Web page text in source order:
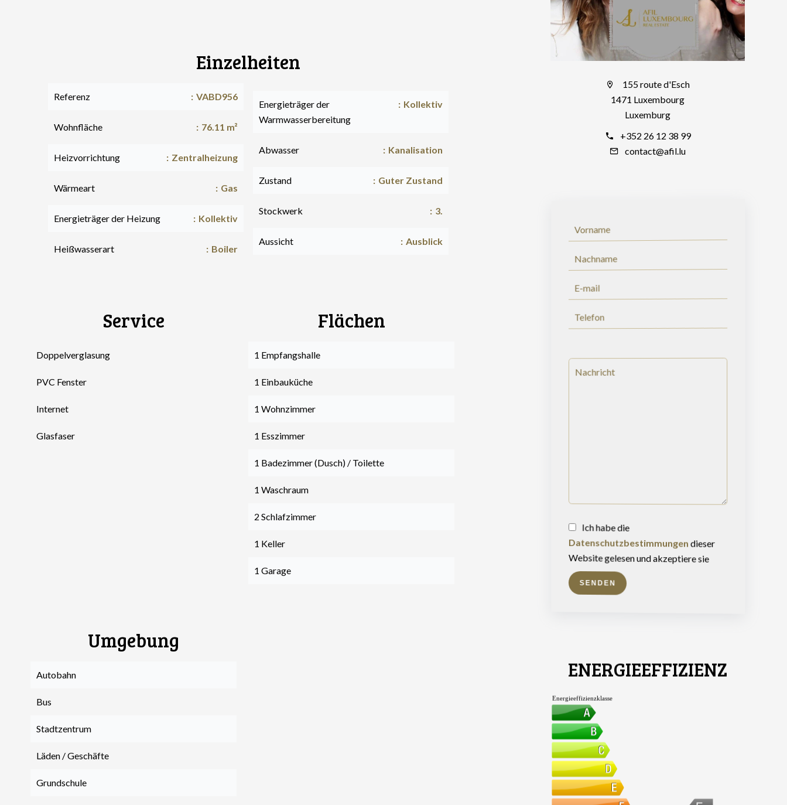
Einzelheiten
Referenz VABD956
Wohnfläche 76.11 m²
Heizvorrichtung Zentralheizung
Wärmeart Gas
Energieträger der Heizung Kollektiv
Heißwasserart Boiler
Energieträger der
Warmwasserbereitung
Kollektiv
Abwasser Kanalisation
Zustand Guter Zustand
Stockwerk 3.
Aussicht Ausblick
Service
Doppelverglasung
PVC Fenster
Internet
Glasfaser
Flächen
1 Empfangshalle
1 Einbauküche
1 Wohnzimmer
1 Esszimmer
1 Badezimmer (Dusch) / Toilette
1 Waschraum
2 Schlafzimmer
1 Keller
1 Garage
Umgebung
Autobahn
Bus
Stadtzentrum
Läden / Geschäfte
Grundschule
155 route d'Esch
1471 Luxembourg
Luxemburg
+352 26 12 38 99
contact@afil.lu
Ich habe die
Datenschutzbestimmungen dieser
Website gelesen und akzeptiere sie
SENDEN
ENERGIEEFFIZIENZ
Energieeffizienzklasse